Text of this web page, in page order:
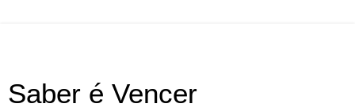
Saber é Vencer